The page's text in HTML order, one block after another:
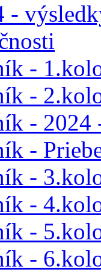
-
-
-
- 2024
-
-
-
-
-